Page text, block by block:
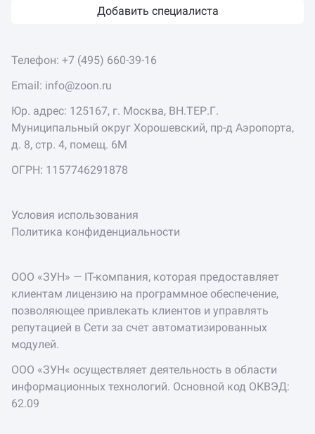
Добавить специалиста
Телефон: +7 (495) 660-39-16
Email: info@zoon.ru
Юр. адрес: 125167, г. Москва, ВН.ТЕР.Г.
Муниципальный округ Хорошевский, пр-д Аэропорта,
д. 8, стр. 4, помещ. 6М
ОГРН: 1157746291878
Условия использования
Политика конфиденциальности
ООО «ЗУН» — IT-компания, которая предоставляет
клиентам лицензию на программное обеспечение,
позволяющее привлекать клиентов и управлять
репутацией в Сети за счет автоматизированных
модулей.
ООО «ЗУН« осуществляет деятельность в области
информационных технологий. Основной код ОКВЭД:
62.09